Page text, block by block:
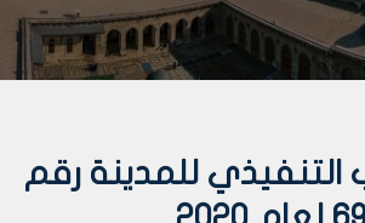
التنفيذي للمدينة رقم